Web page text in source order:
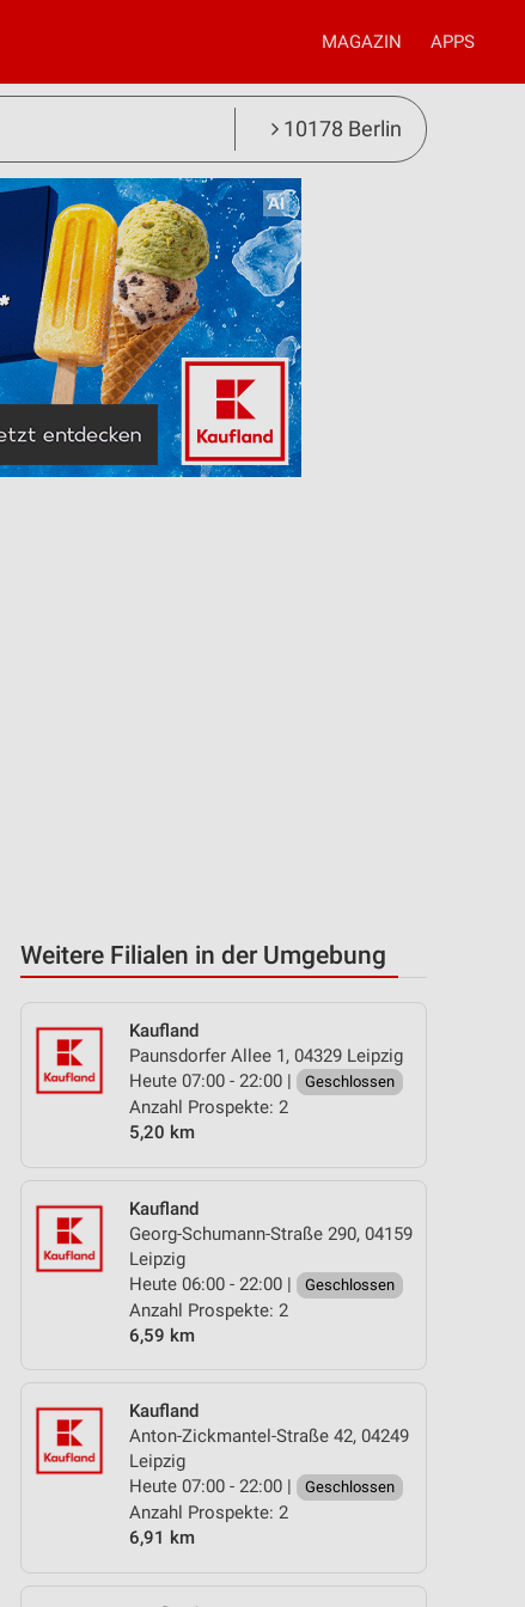
MAGAZIN APPS
10178 Berlin
Weitere Filialen in der Umgebung
Kaufland
Paunsdorfer Allee 1, 04329 Leipzig
Heute 07:00 - 22:00 |
Geschlossen
Anzahl Prospekte: 2
5,20 km
Kaufland
Georg-Schumann-Straße 290, 04159
Leipzig
Heute 06:00 - 22:00 |
Geschlossen
Anzahl Prospekte: 2
6,59 km
Kaufland
Anton-Zickmantel-Straße 42, 04249
Leipzig
Heute 07:00 - 22:00 |
Geschlossen
Anzahl Prospekte: 2
6,91 km